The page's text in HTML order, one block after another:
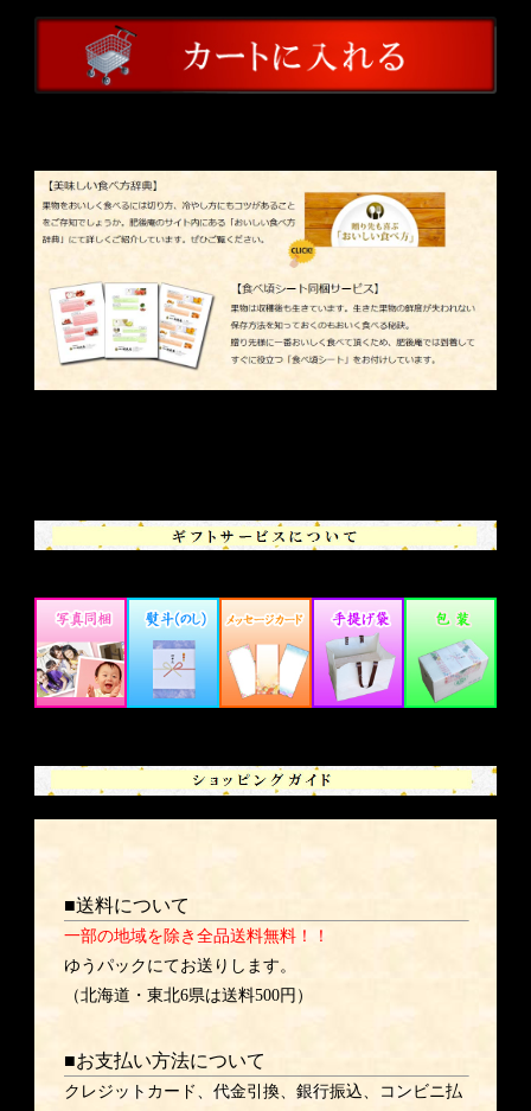
■送料について
一部の地域を除き全品送料無料！！
ゆうパックにてお送りします。
（北海道・東北6県は送料500円）
■お支払い方法について
クレジットカード、代金引換、銀行振込、コンビニ払